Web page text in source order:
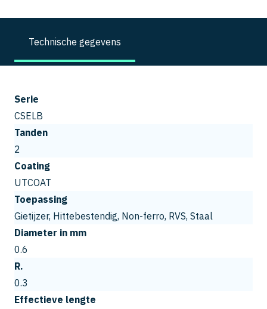
Technische gegevens
Serie
CSELB
Tanden
2
Coating
UTCOAT
Toepassing
Gietijzer, Hittebestendig, Non-ferro, RVS, Staal
Diameter in mm
0.6
R.
0.3
Effectieve lengte